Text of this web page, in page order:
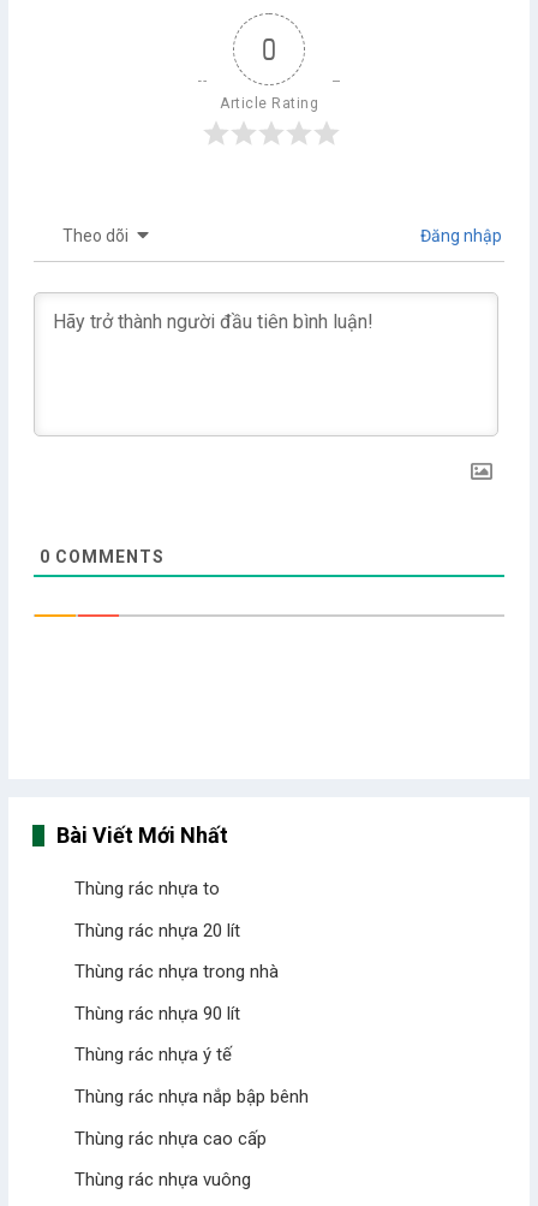
0
Article Rating
Theo dõi Đăng nhập
0 COMMENTS
Bài Viết Mới Nhất
Thùng rác nhựa to
Thùng rác nhựa 20 lít
Thùng rác nhựa trong nhà
Thùng rác nhựa 90 lít
Thùng rác nhựa ý tế
Thùng rác nhựa nắp bập bênh
Thùng rác nhựa cao cấp
Thùng rác nhựa vuông